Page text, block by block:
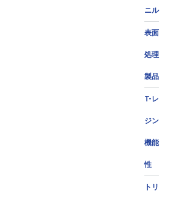
ニル
表面
処理
製品
T-レ
ジン
機能
性
トリ